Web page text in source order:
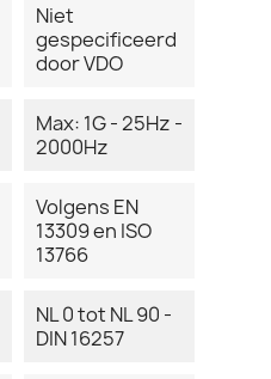
Niet
gespecificeerd
door VDO
Max: 1G - 25Hz -
2000Hz
Volgens EN
13309 en ISO
13766
NL 0 tot NL 90 -
DIN 16257